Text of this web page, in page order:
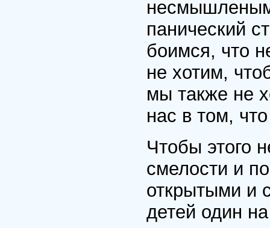
панический
боимся, что
не хотим,
мы также не
нас в том,
Чтобы этого
смелости и
открытыми и
детей один